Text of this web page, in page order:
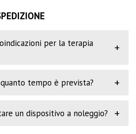
per la terapia
+
tempo è prevista? +
un dispositivo a noleggio? +